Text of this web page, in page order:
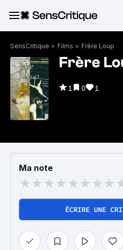
SensCritique > Films > Frère Loup
Frère
1 0 1
Ma note
ÉCRIRE UNE